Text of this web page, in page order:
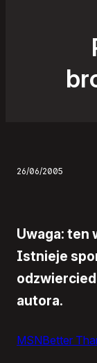
26/06/2005
Uwaga: ten
Istnieje
autora.
MSNBetter